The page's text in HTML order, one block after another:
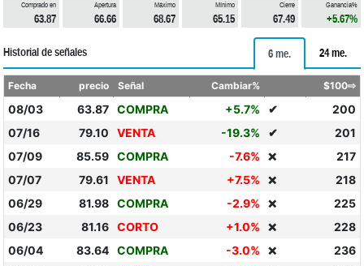
Comprado en
63.87
Apertura
66.66
Máximo
68.67
Mínimo
65.15
Cierre
67.49
Ganancia%
+5.67%
Historial de señales 6 me. 24 me.
Fecha precio Señal Cambiar% $100⇨
08/03 63.87 COMPRA +5.7% ✔
200
07/16
79.10 VENTA -19.3% ✔
201
07/09
85.59 COMPRA -7.6% ❌
217
07/07
79.61 VENTA +7.5% ❌
218
06/29
81.98 COMPRA -2.9% ❌
225
06/23
81.16 CORTO +1.0% ❌
228
06/04
83.64 COMPRA -3.0% ❌
236